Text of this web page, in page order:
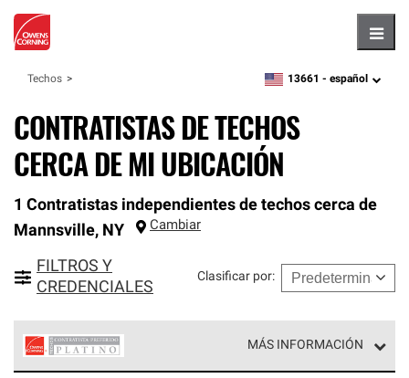
Techos zipcode, language
13661 - español
CONTRATISTAS DE TECHOS
CERCA DE MI UBICACIÓN
1 Contratistas independientes de techos cerca de
Mannsville, NY Cambiar
FILTROS Y
CREDENCIALES
Clasificar por:
MÁS INFORMACIÓN